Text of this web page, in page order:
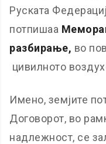
Руската
потпишаа
разбирање, во
цивилното
Имено, земјите
Договорот, во
надлежност, се